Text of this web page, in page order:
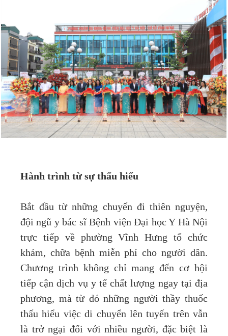
Hành trình từ sự thấu hiểu
Bắt đầu từ những chuyến đi thiên nguyện,
đội ngũ y bác sĩ Bệnh viện Đại học Y Hà Nội
trực tiếp về phường Vĩnh Hưng tổ chức
khám, chữa bệnh miễn phí cho người dân.
Chương trình không chỉ mang đến cơ hội
tiếp cận dịch vụ y tế chất lượng ngay tại địa
phương, mà từ đó những người thầy thuốc
thấu hiểu việc di chuyển lên tuyến trên vẫn
là trở ngại đối với nhiều người, đặc biệt là